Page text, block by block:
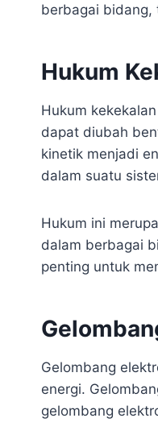
berbagai bidang,
Hukum
Hukum
dapat diubah
kinetik menjadi
dalam suatu
Hukum ini
dalam berbagai
penting untuk
Gelombang
energi.
gelombang